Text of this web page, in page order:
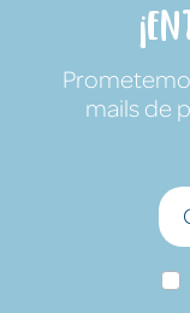
mails de